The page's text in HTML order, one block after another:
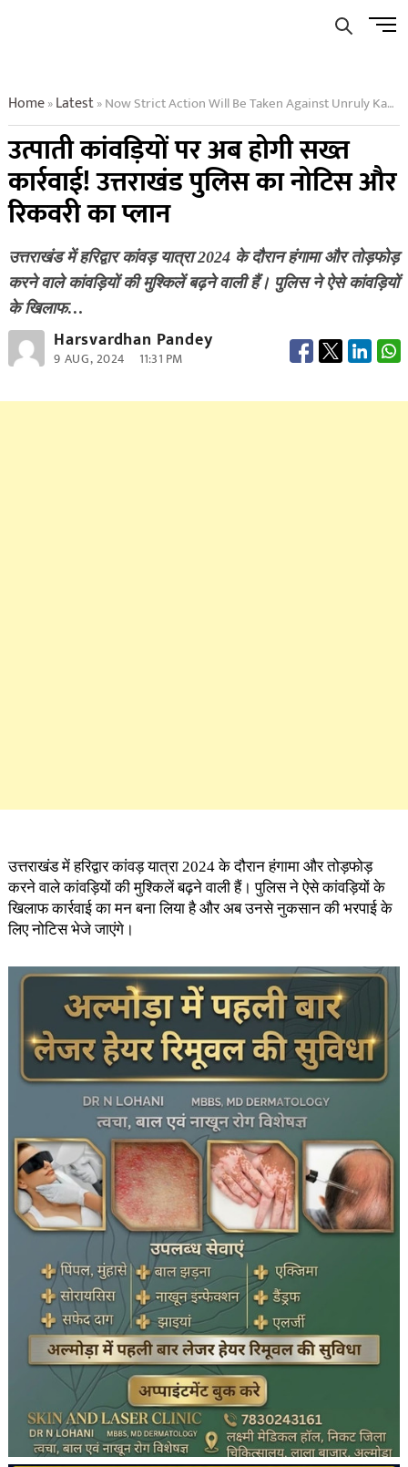
Menu
Home»Latest»Now Strict Action Will Be Taken Against Unruly Kanwariyas Uttarakhand Police Notice And Recovery Plan
उत्पाती कांवड़ियों पर अब होगी सख्त
कार्रवाई! उत्तराखंड पुलिस का नोटिस और
रिकवरी का प्लान
उत्तराखंड में हरिद्वार कांवड़ यात्रा 2024 के दौरान हंगामा और तोड़फोड़
करने वाले कांवड़ियों की मुश्किलें बढ़ने वाली हैं। पुलिस ने ऐसे कांवड़ियों
के खिलाफ…
Harsvardhan Pandey
9 AUG, 2024 11:31 PM
उत्तराखंड में हरिद्वार कांवड़ यात्रा 2024 के दौरान हंगामा और तोड़फोड़
करने वाले कांवड़ियों की मुश्किलें बढ़ने वाली हैं। पुलिस ने ऐसे कांवड़ियों के
खिलाफ कार्रवाई का मन बना लिया है और अब उनसे नुकसान की भरपाई के
लिए नोटिस भेजे जाएंगे।